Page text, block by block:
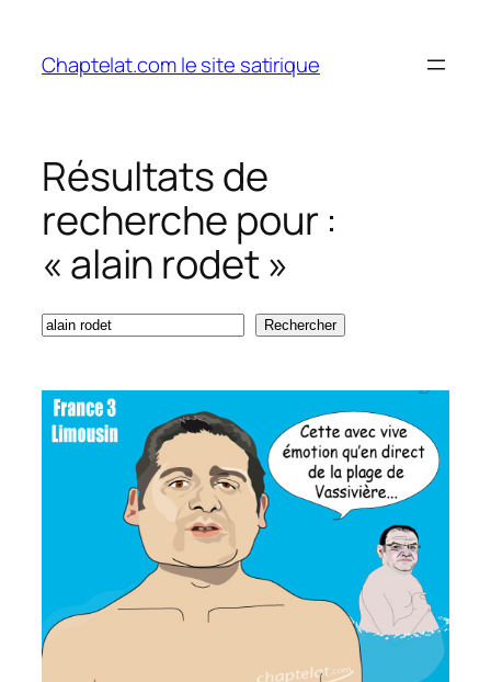
contenu
Chaptelat.com le site satirique
Résultats de
recherche pour :
« alain rodet »
Recherche Rechercher